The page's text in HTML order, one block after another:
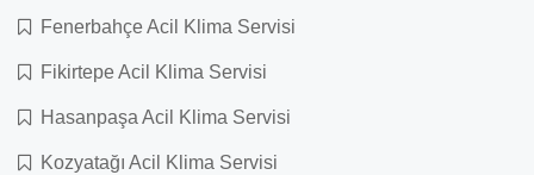
Fenerbahçe Acil Klima Servisi
Fikirtepe Acil Klima Servisi
Hasanpaşa Acil Klima Servisi
Kozyatağı Acil Klima Servisi